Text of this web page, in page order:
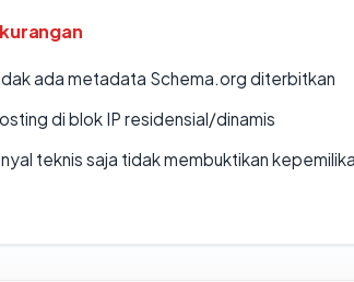
ada metadata Schema.org diterbitkan
di blok IP residensial/dinamis
teknis saja tidak membuktikan